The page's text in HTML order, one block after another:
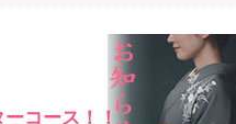
コース！！